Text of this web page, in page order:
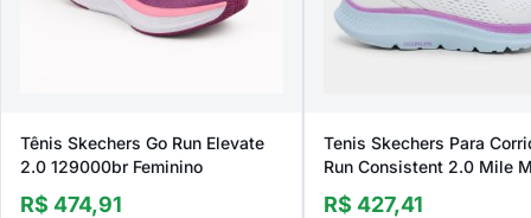
Tênis Skechers Go Run Elevate
2.0 129000br Feminino
R$ 474,91
Tenis Skechers Para
Run Consistent 2.0 Mile
128607br Feminino
R$ 427,41